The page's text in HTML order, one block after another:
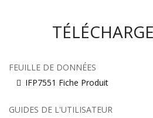
FEUILLE DE DONNÉES
IFP7551 Fiche Produit
GUIDES DE L'UTILISATEUR